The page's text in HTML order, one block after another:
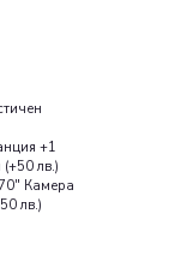
+1
лв.)
Камера
лв.)